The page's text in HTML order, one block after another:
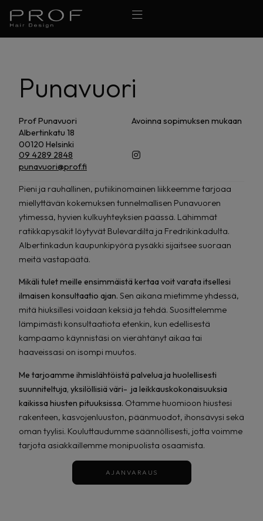
Punavuori
Prof Punavuori
Albertinkatu 18
00120 Helsinki
Avoinna sopimuksen mukaan
09 4289 2848
punavuori@prof.fi
Pieni ja rauhallinen, putiikinomainen liikkeemme tarjoaa
miellyttävän kokemuksen tunnelmallisen Punavuoren
ytimessä, hyvien kulkuyhteyksien päässä. Lähimmät
ratikkapysäkit löytyvät Bulevardilta ja Fredrikinkadulta.
Albertinkadun kaupunkipyörä pysäkki sijaitsee suoraan
meitä vastapäätä.
Mikäli tulet meille ensimmäistä kertaa voit varata itsellesi
ilmaisen konsultaatio ajan. Sen aikana mietimme yhdessä,
mitä hiuksillesi voidaan keksiä ja tehdä. Suosittelemme
lämpimästi konsultaatiota etenkin, kun edellisestä
kampaamo käynnistäsi on vierähtänyt aikaa tai
haaveissasi on isompi muutos.
Me tarjoamme ihmislähtöistä palvelua ja huolellisesti
suunniteltuja, yksilöllisiä väri- ja leikkauskokonaisuuksia
kaikissa hiusten pituuksissa. Otamme huomioon hiustesi
rakenteen, kasvojenluuston, päänmuodot, ihonsävysi sekä
oman tyylisi. Kouluttaudumme säännöllisesti, jotta voimme
tarjota asiakkaillemme monipuolista osaamista.
AJANVARAUS